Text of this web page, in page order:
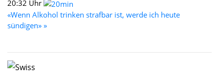
20:32 Uhr
«Wenn Alkohol trinken strafbar ist, werde ich heute
sündigen» »